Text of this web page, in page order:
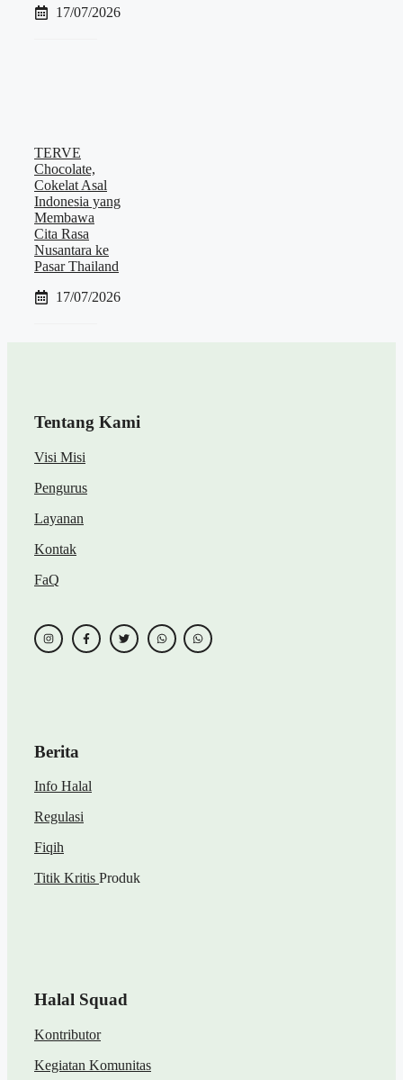
17/07/2026
TERVE
Chocolate,
Cokelat Asal
Indonesia yang
Membawa
Cita Rasa
Nusantara ke
Pasar Thailand
17/07/2026
Tentang Kami
Visi Misi
Pengurus
Layanan
Kontak
FaQ
Berita
Info Halal
Regulasi
Fiqih
Titik Kritis Produk
Halal Squad
Kontributor
Kegiatan Komunitas